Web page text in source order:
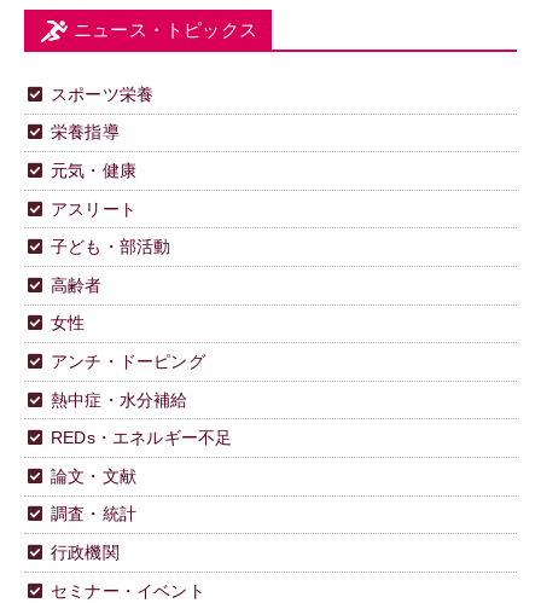
ニュース・トピックス
スポーツ栄養
栄養指導
元気・健康
アスリート
子ども・部活動
高齢者
女性
アンチ・ドーピング
熱中症・水分補給
REDs・エネルギー不足
論文・文献
調査・統計
行政機関
セミナー・イベント